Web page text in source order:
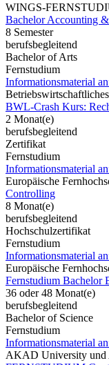
WINGS-
Bachelor Accounting
8 Semester
berufsbegleitend
Bachelor of Arts
Fernstudium
Informationsmaterial
BWL-Crash Kurs:
2 Monat(e)
berufsbegleitend
Zertifikat
Fernstudium
Informationsmaterial
Europäische
Controlling
8 Monat(e)
berufsbegleitend
Hochschulzertifikat
Fernstudium
Informationsmaterial
Europäische
Fernstudium Bachelor
36 oder 48 Monat(e)
berufsbegleitend
Bachelor of Science
Fernstudium
Informationsmaterial
AKAD University